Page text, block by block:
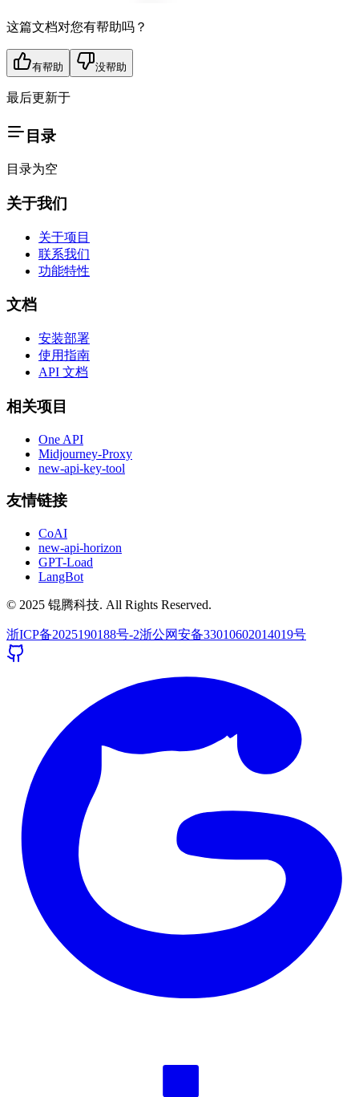
这篇文档对您有帮助吗？
有帮助 没帮助
最后更新于
目录
目录为空
关于我们
关于项目
联系我们
功能特性
文档
安装部署
使用指南
API 文档
相关项目
One API
Midjourney-Proxy
new-api-key-tool
友情链接
CoAI
new-api-horizon
GPT-Load
LangBot
© 2025 锟腾科技. All Rights Reserved.
浙ICP备2025190188号-2浙公网安备33010602014019号